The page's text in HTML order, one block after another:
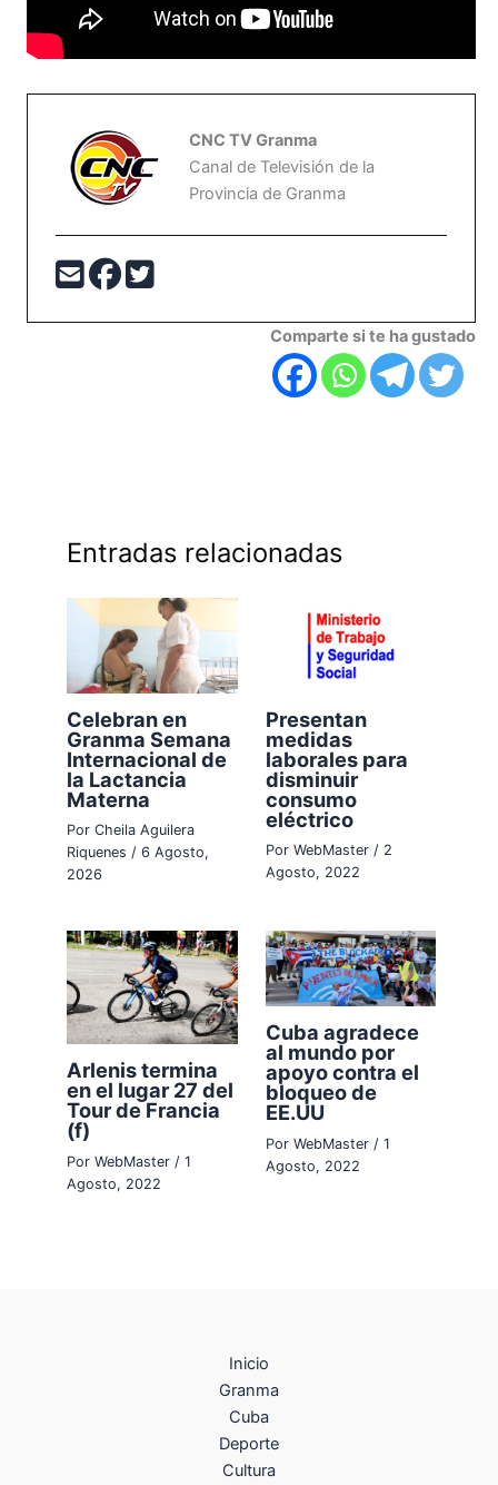
CNC TV Granma
Canal de Televisión de la
Provincia de Granma
Comparte si te ha gustado
Entradas relacionadas
Celebran en
Granma Semana
Internacional de
la Lactancia
Materna
PorCheila Aguilera
Riquenes/6 Agosto,
2026
Presentan
medidas
laborales para
disminuir
consumo
eléctrico
Por WebMaster / 2
Agosto, 2022
Arlenis termina
en el lugar 27 del
Tour de Francia
(f)
PorWebMaster /1
Agosto, 2022
Cuba agradece
al mundo por
apoyo contra el
bloqueo de
EE.UU
Por WebMaster / 1
Agosto, 2022
Inicio
Granma
Cuba
Deporte
Cultura